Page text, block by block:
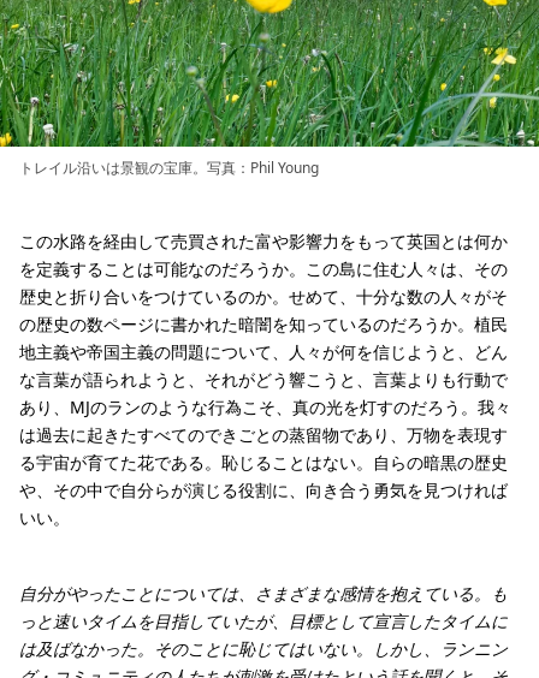
トレイル沿いは景観の宝庫。写真：Phil Young
この水路を経由して売買された富や影響力をもって英国とは何か
を定義することは可能なのだろうか。この島に住む人々は、その
歴史と折り合いをつけているのか。せめて、十分な数の人々がそ
の歴史の数ページに書かれた暗闇を知っているのだろうか。植民
地主義や帝国主義の問題について、人々が何を信じようと、どん
な言葉が語られようと、それがどう響こうと、言葉よりも行動で
あり、MJのランのような行為こそ、真の光を灯すのだろう。我々
は過去に起きたすべてのできごとの蒸留物であり、万物を表現す
る宇宙が育てた花である。恥じることはない。自らの暗黒の歴史
や、その中で自分らが演じる役割に、向き合う勇気を見つければ
いい。
自分がやったことについては、さまざまな感情を抱えている。も
っと速いタイムを目指していたが、目標として宣言したタイムに
は及ばなかった。そのことに恥じてはいない。しかし、ランニン